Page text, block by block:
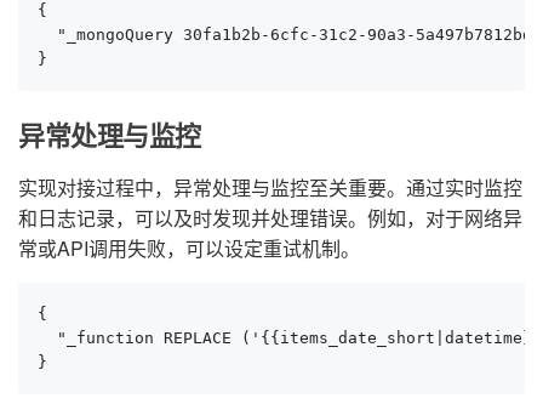
{
"_mongoQuery 30fa1b2b-6cfc-31c2-90a3-
}
异常处理与监控
实现对接过程中，异常处理与监控至关重要。通过实时监控
和日志记录，可以及时发现并处理错误。例如，对于网络异
常或API调用失败，可以设定重试机制。
{
"_function REPLACE
}